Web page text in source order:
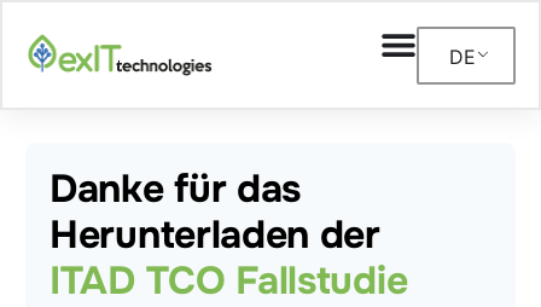
DE
Danke für das
Herunterladen der
ITAD TCO Fallstudie